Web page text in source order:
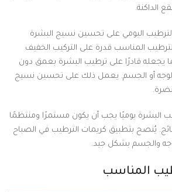
الداكنة.
اليومي على تحسين نسيج البشرة
المناسب قدرة على التركيب الخفيف
يجعله قادرًا على ترطيب البشرة بعمق دون
الوجه أو الجسم. يعمل ذلك على تحسين نسيج
البشرة يوميًا يجب أن يكون مستمرًا ومنتظمًا
يُنصح بتطبيق كريمات الترطيب في الصباح
والجسم بشكل جيد.
المناسب